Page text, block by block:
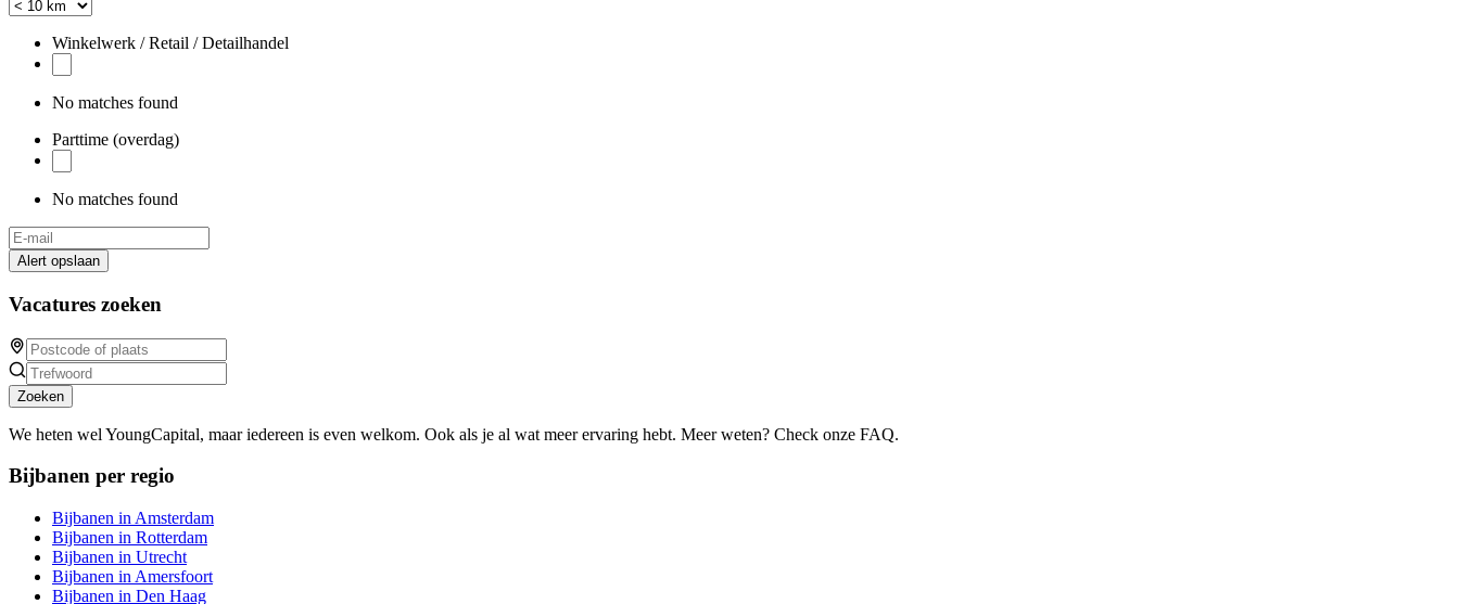
Winkelwerk / Retail / Detailhandel
No matches found
Parttime (overdag)
No matches found
Alert opslaan
Vacatures zoeken
Zoeken
We heten wel YoungCapital, maar iedereen is even welkom. Ook als je al wat meer ervaring hebt. Meer weten? Check onze FAQ.
Bijbanen per regio
Bijbanen in Amsterdam
Bijbanen in Rotterdam
Bijbanen in Utrecht
Bijbanen in Amersfoort
Bijbanen in Den Haag